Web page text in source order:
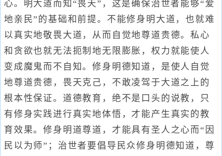
心。明大道而知“畏天”，这是确保治世者能够“爱
地亲民”的基础和前提。不能修身明大道，也就难
以真实地敬畏大道，从而自觉地尊道贵德。私心
和贪欲也就无法扼制地无限膨胀，权力就能使人
变成魔鬼而不自知。修身明德知道，是使人自觉
地尊道贵德，畏天克己，不敢凌驾于大道之上的
根本性保证。道德教育，绝不是口头的说教，只
有修身实践进行真实地体悟，才能产生真实的教
育效果。修身明道尊道，才能具有圣人之心而“因
民以为师”；治世者要倡导民众修身明德知道，尊